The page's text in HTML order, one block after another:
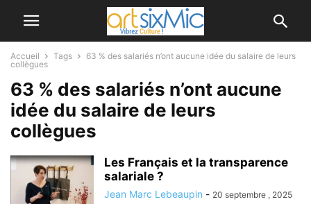
Accueil Tags
63 % des salariés n’ont aucune idée du salaire de leurs
collègues
63 % des salariés n’ont aucune
idée du salaire de leurs
collègues
Les Français et la transparence
salariale ?
Jean Marc Lebeaupin - 20 septembre , 2025